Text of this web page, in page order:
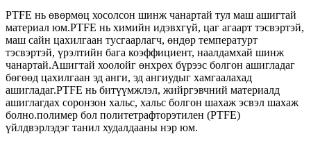
PTFE нь өвөрмөц хосолсон шинж чанартай тул маш ашигтай
материал юм.PTFE нь химийн идэвхгүй, цаг агаарт тэсвэртэй,
маш сайн цахилгаан тусгаарлагч, өндөр температурт
тэсвэртэй, үрэлтийн бага коэффициент, наалдамхай шинж
чанартай.Ашигтай хоолойг өнхрөх бүрээс болгон ашигладаг
бөгөөд цахилгаан эд анги, эд ангиудыг хамгаалахад
ашигладаг.PTFE нь битүүмжлэл, жийргэвчний материалд
ашиглагдах соронзон хальс, хальс болгон шахаж эсвэл шахаж
болно.полимер бол политетрафторэтилен (PTFE)
үйлдвэрлэдэг танил худалдааны нэр юм.